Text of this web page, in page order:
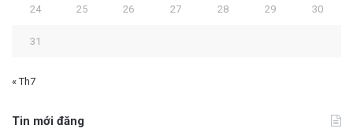
24 25 26 27 28 29 30
31
« Th7
Tin mới đăng